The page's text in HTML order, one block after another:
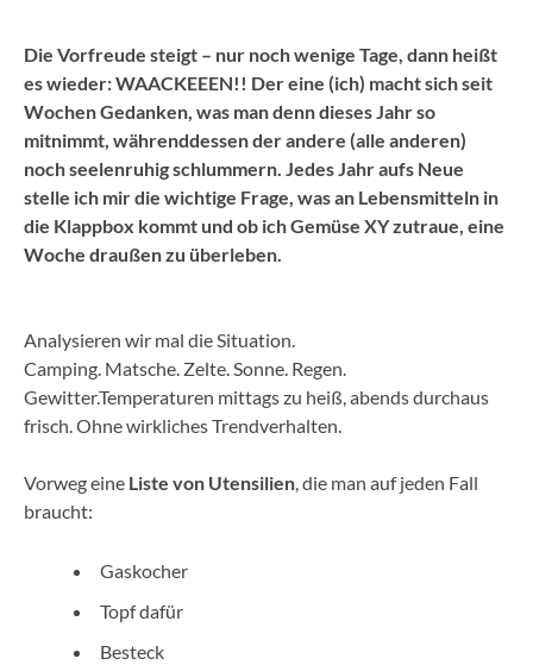
Die Vorfreude steigt – nur noch wenige Tage, dann heißt
es wieder: WAACKEEEN!! Der eine (ich) macht sich seit
Wochen Gedanken, was man denn dieses Jahr so
mitnimmt, währenddessen der andere (alle anderen)
noch seelenruhig schlummern. Jedes Jahr aufs Neue
stelle ich mir die wichtige Frage, was an Lebensmitteln in
die Klappbox kommt und ob ich Gemüse XY zutraue, eine
Woche draußen zu überleben.
Analysieren wir mal die Situation.
Camping. Matsche. Zelte. Sonne. Regen.
Gewitter.Temperaturen mittags zu heiß, abends durchaus
frisch. Ohne wirkliches Trendverhalten.
Vorweg eine Liste von Utensilien, die man auf jeden Fall
braucht:
Gaskocher
Topf dafür
Besteck